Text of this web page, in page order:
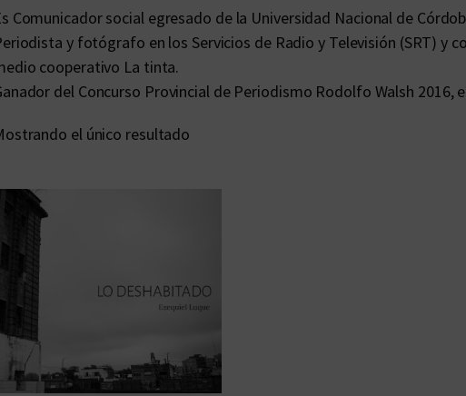
Comunicador social egresado de la Universidad Nacional de
y fotógrafo en los Servicios de Radio y Televisión (SRT) y
cooperativo La tinta.
del Concurso Provincial de Periodismo Rodolfo Walsh 2016,
el único resultado